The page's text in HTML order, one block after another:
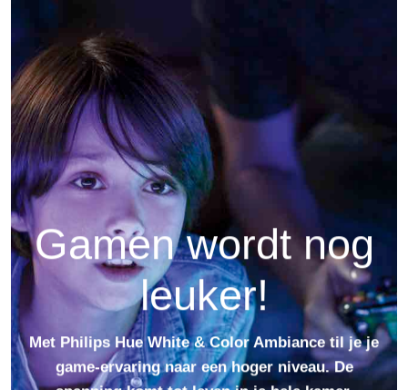
Gamen wordt nog
leuker!
Met Philips Hue White & Color Ambiance til je je
game-ervaring naar een hoger niveau. De